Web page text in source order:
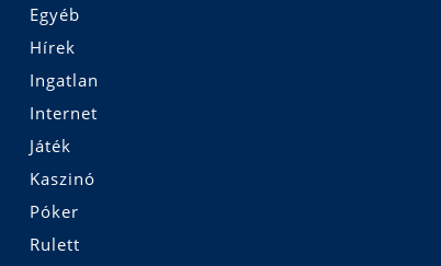
Egyéb
Hírek
Ingatlan
Internet
Játék
Kaszinó
Póker
Rulett